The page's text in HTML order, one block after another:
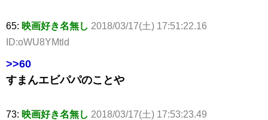
65: 映画好き名無し 2018/03/17(土) 17:51:22.16
ID:oWU8YMtld
>>60
すまんエビパパのことや
73: 映画好き名無し 2018/03/17(土) 17:53:23.49